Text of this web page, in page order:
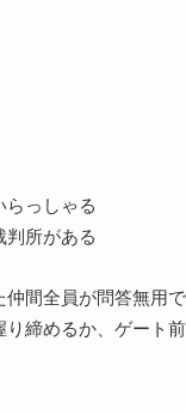
っしゃる
所がある
間全員が問答無用
締めるか、ゲート